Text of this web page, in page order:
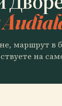
маршрут в
на